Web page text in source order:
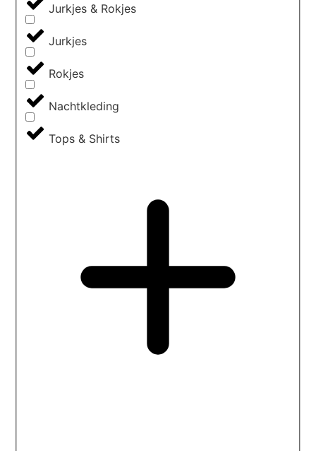
Jurkjes & Rokjes
Jurkjes
Rokjes
Nachtkleding
Tops & Shirts